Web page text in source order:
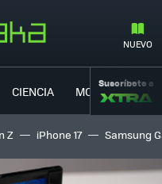
NUEVO
CIENCIA MOVILIDAD
Suscríbete a
Z iPhone 17 Samsung